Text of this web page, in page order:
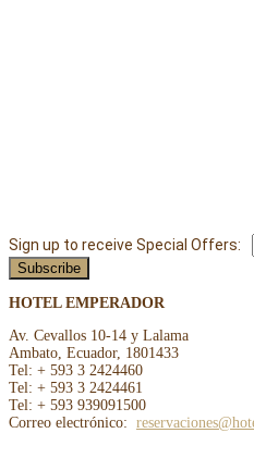
Sign up to receive Special Offers:
HOTEL EMPERADOR
Av. Cevallos 10-14 y Lalama
Ambato, Ecuador, 1801433
Tel: + 593 3 2424460
Tel: + 593 3 2424461
Tel: + 593 939091500
Correo electrónico: